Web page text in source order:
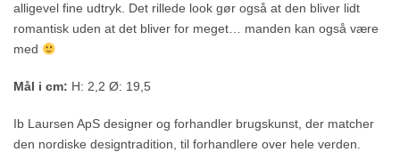
alligevel fine udtryk. Det rillede look gør også at den bliver lidt
romantisk uden at det bliver for meget… manden kan også være
med
Mål i cm: H: 2,2 Ø: 19,5
Ib Laursen ApS designer og forhandler brugskunst, der matcher
den nordiske designtradition, til forhandlere over hele verden.